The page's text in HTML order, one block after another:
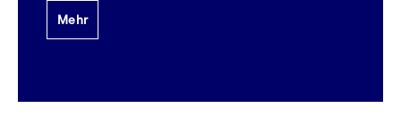
Mehr
Domain
bis